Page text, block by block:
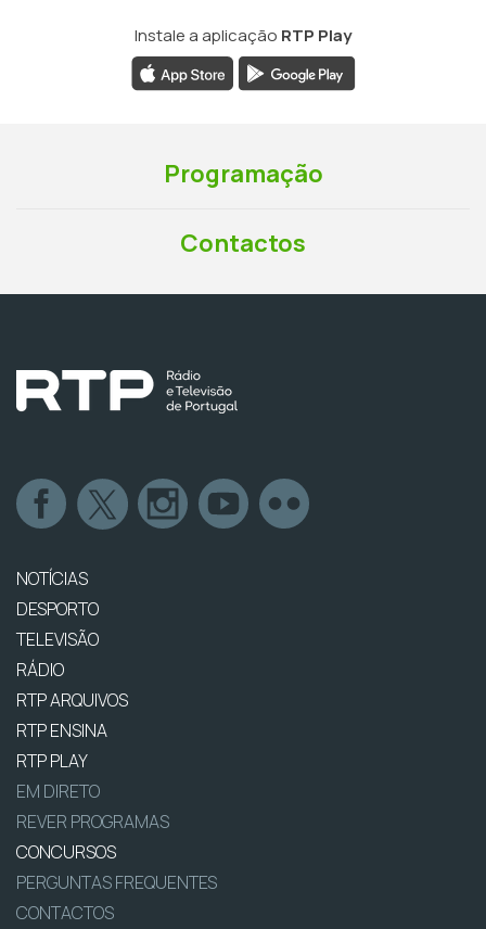
Instale a aplicação RTP Play
Programação
Contactos
NOTÍCIAS
DESPORTO
TELEVISÃO
RÁDIO
RTP ARQUIVOS
RTP ENSINA
RTP PLAY
EM DIRETO
REVER PROGRAMAS
CONCURSOS
PERGUNTAS FREQUENTES
CONTACTOS